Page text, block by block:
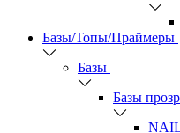
Базы/Топы/Праймеры
Базы
Базы